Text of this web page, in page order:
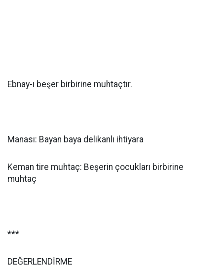
Ebnay-ı beşer birbirine muhtaçtır.
Manası: Bayan baya delikanlı ihtiyara
Keman tire muhtaç: Beşerin çocukları birbirine
muhtaç
***
DEĞERLENDİRME